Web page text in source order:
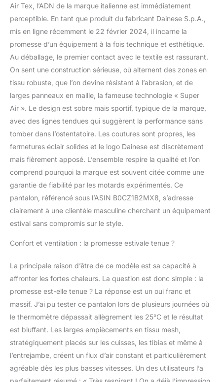
QuickDry
PERFORMANCE SHOCK:
réglables et amovibles
certifiées EN 1621.1 pour
les épaules genoux;
Prédisposition des
2.0 : protection souple
certifiée selon la norme
EN 1621.1
TEMPÉRATURE:
Air Tex, l’ADN de la marque italienne est immédiatement
perceptible. En tant que produit du fabricant Dainese S.p.A.,
mis en ligne récemment le 22 février 2024, il incarne la
promesse d’un équipement à la fois technique et esthétique.
Au déballage, le premier contact avec le textile est rassurant.
On sent une construction sérieuse, où alternent des zones en
tissu robuste, que l’on devine résistant à l’abrasion, et de
larges panneaux en maille, la fameuse technologie « Super
Air ». Le design est sobre mais sportif, typique de la marque,
avec des lignes tendues qui suggèrent la performance sans
tomber dans l’ostentatoire. Les coutures sont propres, les
fermetures éclair solides et le logo Dainese est discrètement
mais fièrement apposé. L’ensemble respire la qualité et l’on
comprend pourquoi la marque est souvent citée comme une
garantie de fiabilité par les motards expérimentés. Ce
pantalon, référencé sous l’ASIN B0CZ1B2MX8, s’adresse
clairement à une clientèle masculine cherchant un équipement
estival sans compromis sur le style.
Confort et ventilation : la promesse estivale tenue ?
La principale raison d’être de ce modèle est sa capacité à
affronter les fortes chaleurs. La question est donc simple : la
promesse est-elle tenue ? La réponse est un oui franc et
massif. J’ai pu tester ce pantalon lors de plusieurs journées où
le thermomètre dépassait allègrement les 25°C et le résultat
est bluffant. Les larges empiècements en tissu mesh,
stratégiquement placés sur les cuisses, les tibias et même à
l’entrejambe, créent un flux d’air constant et particulièrement
agréable dès les plus basses vitesses. Un des utilisateurs l’a